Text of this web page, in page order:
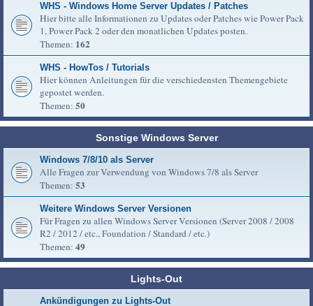
WHS - Windows Home Server Updates / Patches
Hier bitte alle Informationen zu Updates oder Patches wie Power Pack
1, Power Pack 2 oder den monatlichen Updates posten.
Themen: 162
WHS - HowTos / Tutorials
Hier können Anleitungen für die verschiedensten Themengebiete
gepostet werden.
Themen: 50
Sonstige Windows Server
Windows 7/8/10 als Server
Alle Fragen zur Verwendung von Windows 7/8 als Server
Themen: 53
Weitere Windows Server Versionen
Für Fragen zu allen Windows Server Versionen (Server 2008 / 2008
R2 / 2012 / etc., Foundation / Standard / etc.)
Themen: 49
Lights-Out
Ankündigungen zu Lights-Out